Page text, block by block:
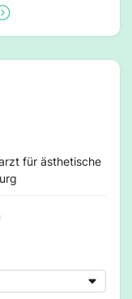
für ästhetische